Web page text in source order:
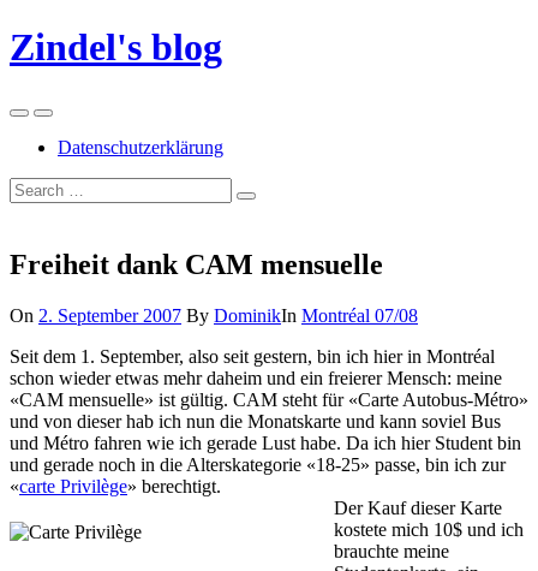
Skip
to
Zindel's blog
MenuSearch
Datenschutzerklärung
Suchen
nach:
Suchen
Freiheit dank CAM mensuelle
On 2. September 2007 By DominikIn Montréal 07/08
Seit dem 1. September, also seit gestern, bin ich hier in Montréal
schon wieder etwas mehr daheim und ein freierer Mensch: meine
«CAM mensuelle» ist gültig. CAM steht für «Carte Autobus-Métro»
und von dieser hab ich nun die Monatskarte und kann soviel Bus
und Métro fahren wie ich gerade Lust habe. Da ich hier Student bin
und gerade noch in die Alterskategorie «18-25» passe, bin ich zur
«carte Privilège» berechtigt.
Der Kauf dieser Karte
kostete mich 10$ und ich
brauchte meine